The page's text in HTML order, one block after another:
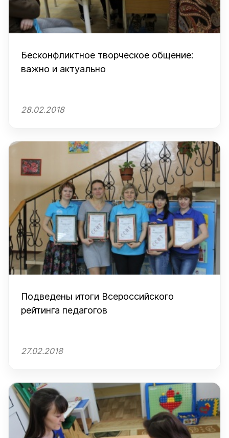
Бесконфликтное творческое общение:
важно и актуально
28.02.2018
Подведены итоги Всероссийского
рейтинга педагогов
27.02.2018